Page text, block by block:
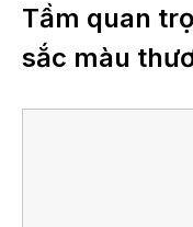
Tầm quan
sắc màu